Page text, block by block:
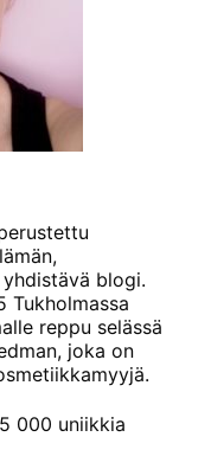
blogi.
Tukholmassa
reppu selässä
joka on
000 uniikkia